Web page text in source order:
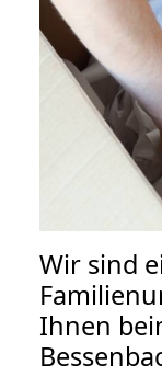
Wir sind
Ihnen